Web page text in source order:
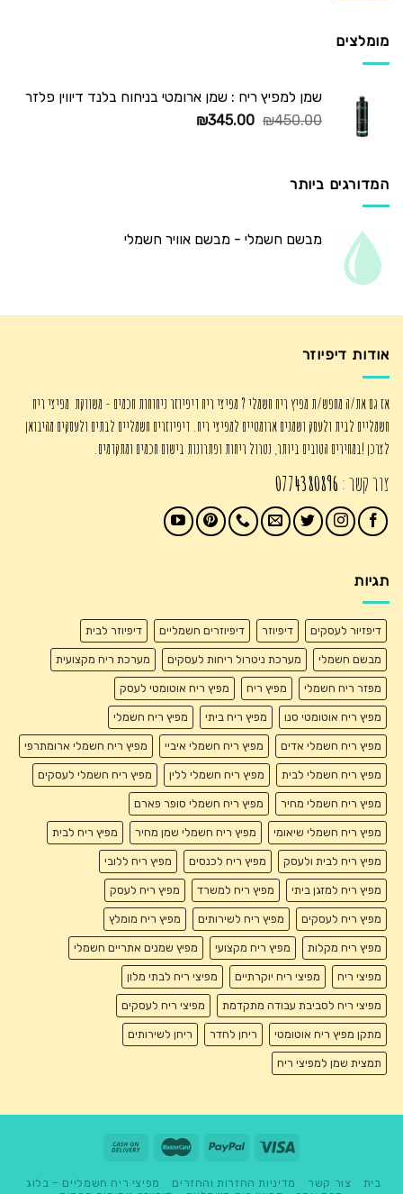
מומלצים
שמן למפיץ ריח : שמן ארומטי בניחוח בלנד דיווין פלזר
₪450.00
המחיר
₪345.00
המחיר
המדורגים ביותר
מבשם חשמלי - מבשם אוויר חשמלי
אודות דיפיוזר
אז גם את/ה מחפש/ת מפיץ ריח חשמלי ? מפיצי ריח דיפיוזר ניחוחות חכמים - משווקת מפיצי ריח
חשמליים לבית ולעסק ושמנים ארומטיים למפיצי ריח. דיפיוזרים חשמליים לבתים ולעסקים מהיבואן
לצרכן !במחירים הטובים ביותר, נטרול ריחות ופתרונות בישום חכמים ומתקדמים.
צור קשר : 0774380896
תגיות
דיפזיור לעסקים דיפיוזר דיפיוזרים חשמליים דיפיוזר לבית
מבשם חשמלי מערכת ניטרול ריחות לעסקים מערכת ריח מקצועית
מפזר ריח חשמלי מפיץ ריח מפיץ ריח אוטומטי לעסק
מפיץ ריח אוטומטי סנו מפיץ ריח ביתי מפיץ ריח חשמלי
מפיץ ריח חשמלי אדים מפיץ ריח חשמלי איביי מפיץ ריח חשמלי ארומתרפי
מפיץ ריח חשמלי לבית מפיץ ריח חשמלי ללין מפיץ ריח חשמלי לעסקים
מפיץ ריח חשמלי מחיר מפיץ ריח חשמלי סופר פארם
מפיץ ריח חשמלי שיאומי מפיץ ריח חשמלי שמן מחיר מפיץ ריח לבית
מפיץ ריח לבית ולעסק מפיץ ריח לכנסים מפיץ ריח ללובי
מפיץ ריח למזגן ביתי מפיץ ריח למשרד מפיץ ריח לעסק
מפיץ ריח לעסקים מפיץ ריח לשירותים מפיץ ריח מומלץ
מפיץ ריח מקלות מפיץ ריח מקצועי מפיץ שמנים אתריים חשמלי
מפיצי ריח מפיצי ריח יוקרתיים מפיצי ריח לבתי מלון
מפיצי ריח לסביבת עבודה מתקדמת מפיצי ריח לעסקים
מתקן מפיץ ריח אוטומטי ריחן לחדר ריחן לשירותים
תמצית שמן למפיצי ריח
בית צור קשר מדיניות החזרות והחזרים
מפיצי ריח חשמליים – בלוג